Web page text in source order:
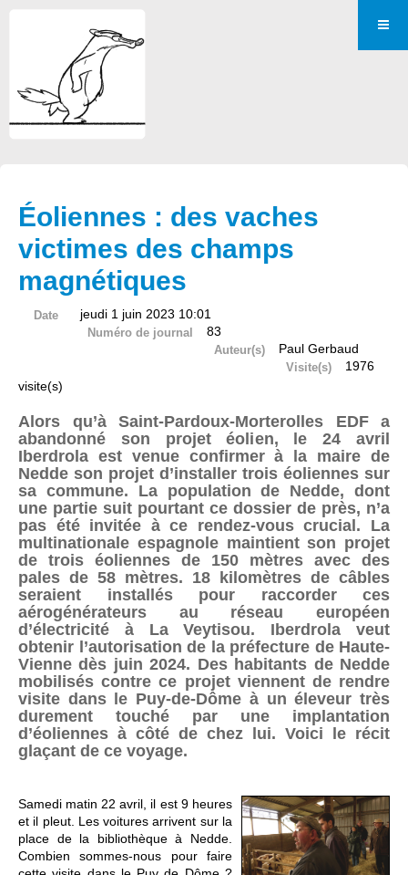
Éoliennes : des vaches
victimes des champs
magnétiques
Date jeudi 1 juin 2023 10:01
Numéro de journal 83
Auteur(s) Paul Gerbaud
Visite(s)
1976
visite(s)
Alors qu’à Saint-Pardoux-Morterolles EDF a
abandonné son projet éolien, le 24 avril
Iberdrola est venue confirmer à la maire de
Nedde son projet d’installer trois éoliennes sur
sa commune. La population de Nedde, dont
une partie suit pourtant ce dossier de près, n’a
pas été invitée à ce rendez-vous crucial. La
multinationale espagnole maintient son projet
de trois éoliennes de 150 mètres avec des
pales de 58 mètres. 18 kilomètres de câbles
seraient installés pour raccorder ces
aérogénérateurs au réseau européen
d’électricité à La Veytisou. Iberdrola veut
obtenir l’autorisation de la préfecture de Haute-
Vienne dès juin 2024. Des habitants de Nedde
mobilisés contre ce projet viennent de rendre
visite dans le Puy-de-Dôme à un éleveur très
durement touché par une implantation
d’éoliennes à côté de chez lui. Voici le récit
glaçant de ce voyage.
Samedi matin 22 avril, il est 9 heures
et il pleut. Les voitures arrivent sur la
place de la bibliothèque à Nedde.
Combien sommes-nous pour faire